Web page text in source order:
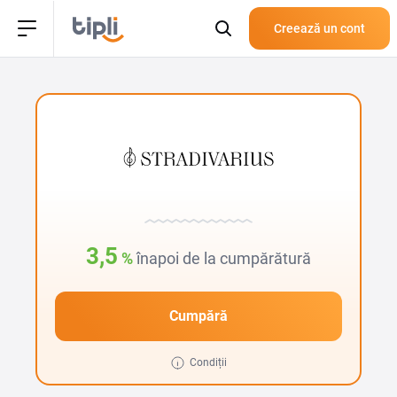
Creează un cont
3,5 %înapoi de la cumpărătură
Cumpără
Condiții